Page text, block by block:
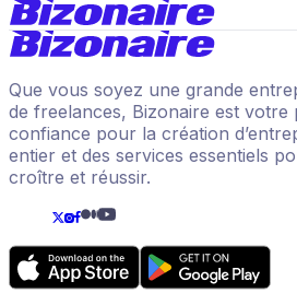
Que vous soyez une grande
de freelances, Bizonaire est votre
confiance pour la création
entier et des services essentiels
croître et réussir.